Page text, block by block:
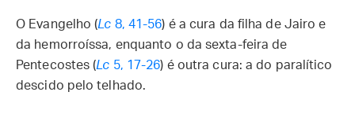
O Evangelho (Lc 8, 41-56) é a cura da filha de Jairo e
da hemorroíssa, enquanto o da sexta-feira de
Pentecostes (Lc 5, 17-26) é outra cura: a do paralítico
descido pelo telhado.